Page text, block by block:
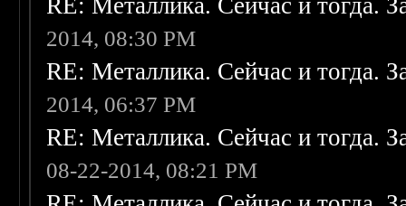
RE: Металлика. Сейчас и тогда.
2014, 08:30 PM
RE: Металлика. Сейчас и тогда.
2014, 06:37 PM
RE: Металлика. Сейчас и тогда.
08-22-2014, 08:21 PM